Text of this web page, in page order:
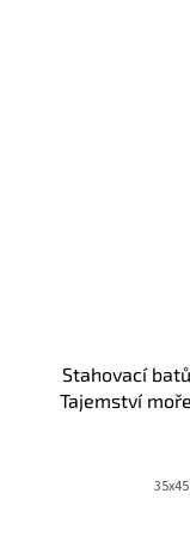
Stahovací
Tajemství